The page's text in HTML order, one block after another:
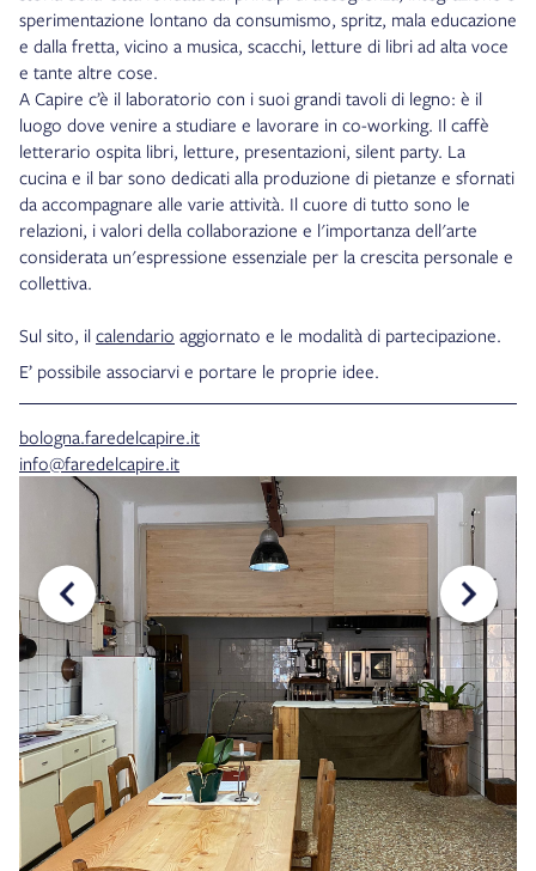
sperimentazione lontano da consumismo, spritz, mala educazione
e dalla fretta, vicino a musica, scacchi, letture di libri ad alta voce
e tante altre cose.
A Capire c’è il laboratorio con i suoi grandi tavoli di legno: è il
luogo dove venire a studiare e lavorare in co-working. Il caffè
letterario ospita libri, letture, presentazioni, silent party. La
cucina e il bar sono dedicati alla produzione di pietanze e sfornati
da accompagnare alle varie attività. Il cuore di tutto sono le
relazioni, i valori della collaborazione e l'importanza dell'arte
considerata un'espressione essenziale per la crescita personale e
collettiva.
Sul sito, il calendario aggiornato e le modalità di partecipazione.
E’ possibile associarvi e portare le proprie idee.
bologna.faredelcapire.it
info@faredelcapire.it